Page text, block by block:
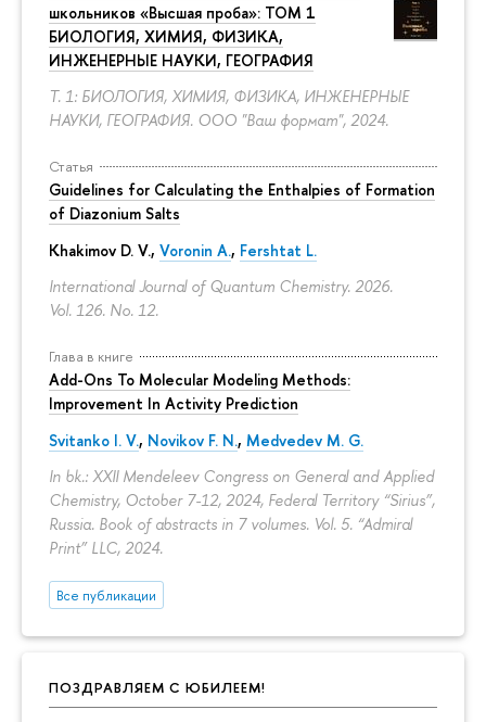
школьников «Высшая проба»: ТОМ 1
БИОЛОГИЯ, ХИМИЯ, ФИЗИКА,
ИНЖЕНЕРНЫЕ НАУКИ, ГЕОГРАФИЯ
Т. 1: БИОЛОГИЯ, ХИМИЯ, ФИЗИКА, ИНЖЕНЕРНЫЕ
НАУКИ, ГЕОГРАФИЯ. ООО "Ваш формат", 2024.
Статья
Guidelines for Calculating the Enthalpies of Formation
of Diazonium Salts
Khakimov D. V., Voronin A., Fershtat L.
International Journal of Quantum Chemistry. 2026.
Vol. 126. No. 12.
Глава в книге
Add-Ons To Molecular Modeling Methods:
Improvement In Activity Prediction
Svitanko I. V., Novikov F. N., Medvedev M. G.
In bk.: XXII Mendeleev Congress on General and Applied
Chemistry, October 7-12, 2024, Federal Territory “Sirius”,
Russia. Book of abstracts in 7 volumes. Vol. 5. “Admiral
Print” LLC, 2024.
Все публикации
ПОЗДРАВЛЯЕМ С ЮБИЛЕЕМ!